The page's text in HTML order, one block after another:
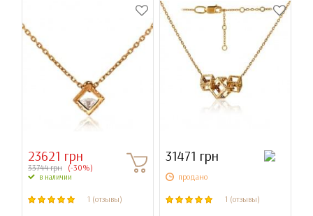
23621 грн
33744 грн (-30%)
в наличии
1 (отзывы)
31471 грн
продано
1 (отзывы)